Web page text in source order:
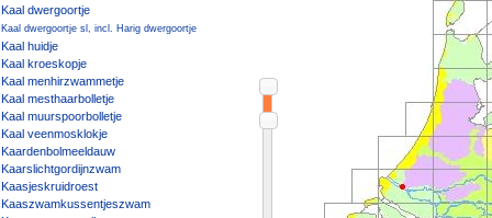
Kaal dwergoortje
Kaal dwergoortje sl, incl. Harig dwergoortje
Kaal huidje
Kaal kroeskopje
Kaal menhirzwammetje
Kaal mesthaarbolletje
Kaal muurspoorbolletje
Kaal veenmosklokje
Kaardenbolmeeldauw
Kaarslichtgordijnzwam
Kaasjeskruidroest
Kaaszwamkussentjeszwam